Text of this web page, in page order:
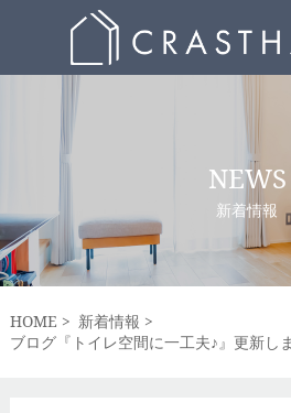
NEWS
新着情報
HOME
新着情報
ブログ『トイレ空間に一工夫♪』更新し